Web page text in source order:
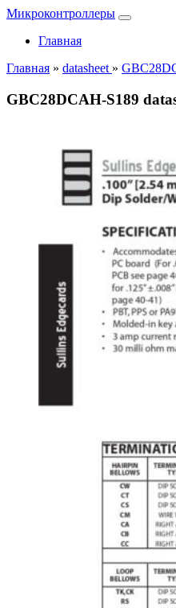
Микроконтроллеры
Главная
Главная » datasheet »
GBC28DCAH-S189